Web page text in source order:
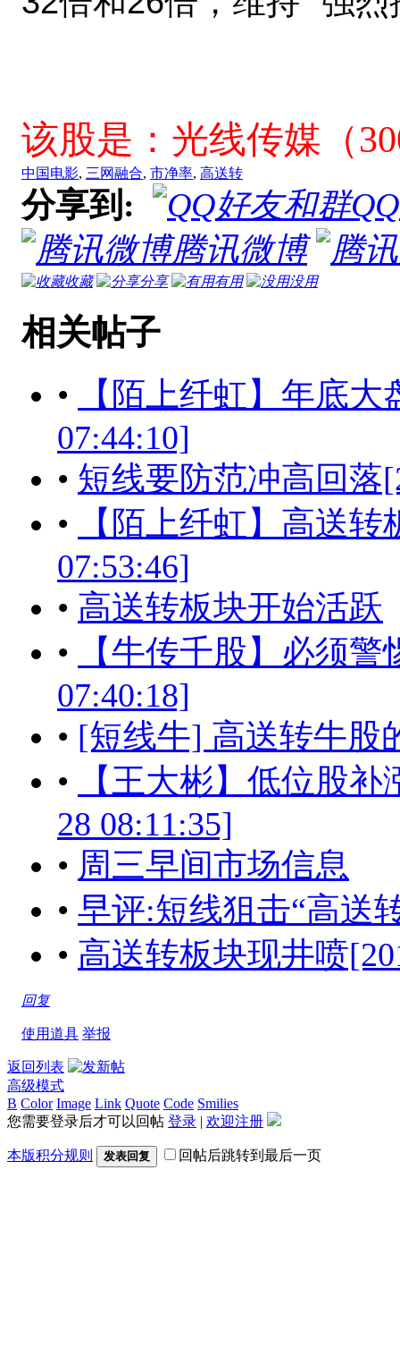
该股是：光线传媒（
中国电影, 三网融合, 市净率, 高送转
分享到:
腾讯微博
收藏 分享 有用 没用
相关帖子
•
【陌上纤虹】年底
07:44:10]
• 短线要防范冲高回落
•
【陌上纤虹】高送
07:53:46]
• 高送转板块开始活跃
•
【牛传千股】必须
07:40:18]
• [短线牛] 高送转牛股
•
【王大彬】低位股
28 08:11:35]
• 周三早间市场信息
• 早评:短线狙击“高送
• 高送转板块现井喷
回复
使用道具 举报
返回列表
高级模式
B Color Image Link Quote Code Smilies
您需要登录后才可以回帖 登录 | 欢迎注册
本版积分规则 发表回复 回帖后跳转到最后一页